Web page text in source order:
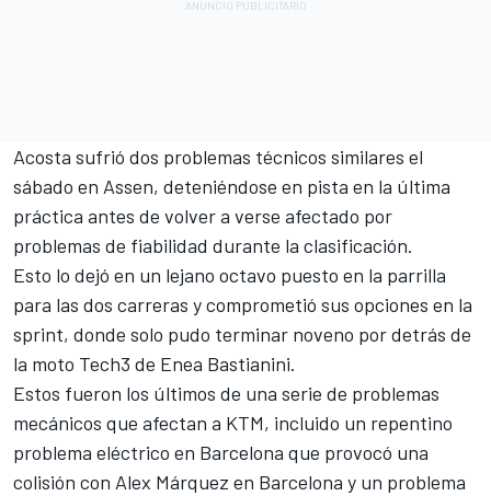
Acosta sufrió dos problemas técnicos similares el
sábado en Assen, deteniéndose en pista en la última
práctica antes de volver a verse afectado por
problemas de fiabilidad durante la clasificación.
Esto lo dejó en un lejano octavo puesto en la parrilla
para las dos carreras y comprometió sus opciones en la
sprint, donde solo pudo terminar noveno por detrás de
la moto Tech3 de Enea Bastianini.
Estos fueron los últimos de una serie de problemas
mecánicos que afectan a KTM, incluido un repentino
problema eléctrico en Barcelona que provocó una
colisión con Alex Márquez en Barcelona y un problema